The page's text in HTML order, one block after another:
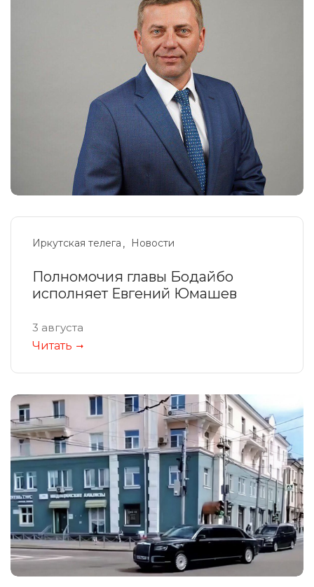
Иркутская телега Новости
Полномочия главы Бодайбо
исполняет Евгений Юмашев
3 августа
Читать